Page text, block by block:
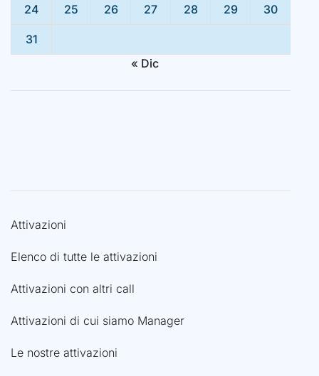
24 25 26 27 28 29 30
31
« Dic
Attivazioni
Elenco di tutte le attivazioni
Attivazioni con altri call
Attivazioni di cui siamo Manager
Le nostre attivazioni